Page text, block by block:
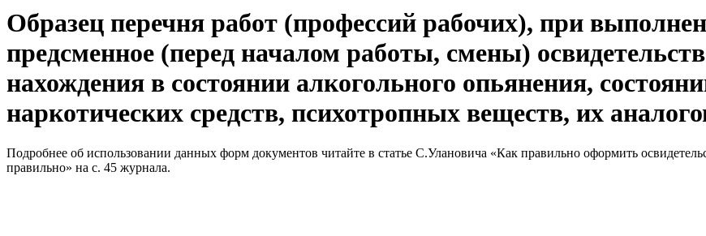
Образец перечня работ (профессий рабочих), при
предсменное (перед началом работы, смены)
нахождения в состоянии алкогольного опьянения,
наркотических средств, психотропных веществ, их
Подробнее об использовании данных форм документов читайте в статье С.Улановича «Как правильно оформить
правильно» на с. 45 журнала.